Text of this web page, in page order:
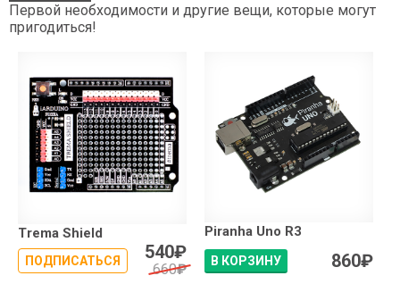
Первой необходимости и другие вещи, которые могут
пригодиться!
Trema Shield
ПОДПИСАТЬСЯ 540₽
660₽
Piranha Uno R3
В КОРЗИНУ 860₽